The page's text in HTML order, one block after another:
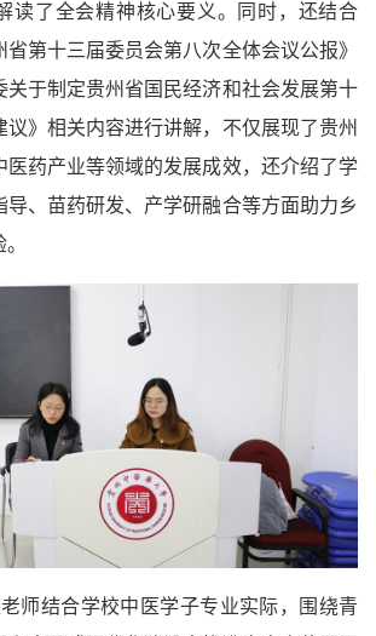
读了全会精神核心要义。同时，还结合
省第十三届委员会第八次全体会议公报》
关于制定贵州省国民经济和社会发展第十
议》相关内容进行讲解，不仅展现了贵州
医药产业等领域的发展成效，还介绍了学
导、苗药研发、产学研融合等方面助力乡
师结合学校中医学子专业实际，围绕青